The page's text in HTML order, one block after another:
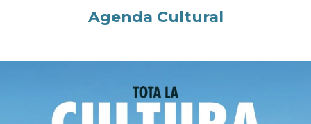
Agenda Cultural